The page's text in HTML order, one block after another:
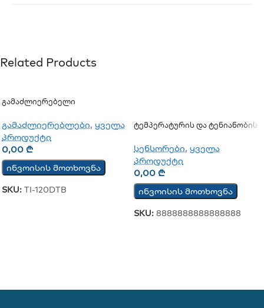
Related Products
Გამაძლიერებელი
გამაძლიერებლები, ყველა
პროდუქტი
0,00 ₾
ინვოისის მოთხოვნა
SKU: TI-120DTB
Ტემპერატურის Და Ტენიანობის
TSH202v3
სენსორები, ყველა
პროდუქტი
0,00 ₾
ინვოისის მოთხოვნა
SKU: 8888888888888888